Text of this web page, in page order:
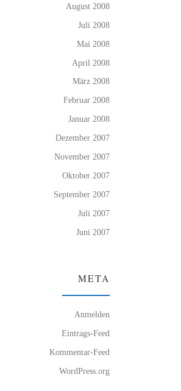
August 2008
Juli 2008
Mai 2008
April 2008
März 2008
Februar 2008
Januar 2008
Dezember 2007
November 2007
Oktober 2007
September 2007
Juli 2007
Juni 2007
META
Anmelden
Eintrags-Feed
Kommentar-Feed
WordPress.org